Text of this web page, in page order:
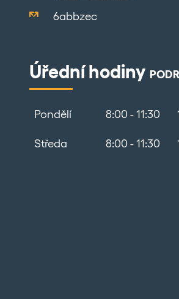
6abbzec
Úřední hodiny
Pondělí 8:00 - 11:30
Středa 8:00 - 11:30